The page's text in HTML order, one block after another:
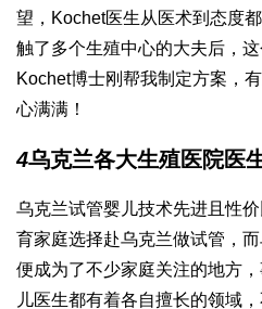
望，Kochet医生从医术到态度
触了多个生殖中心的大夫后，
Kochet博士刚帮我制定方案，
心满满！
4乌克兰各大生殖医院医
乌克兰试管婴儿技术先进且性
育家庭选择赴乌克兰做试管，
便成为了不少家庭关注的地方
儿医生都有着各自擅长的领域